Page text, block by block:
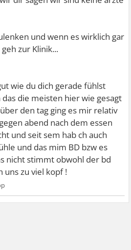
und wenn es wirklich gar
zur Klinik...
wie du dich gerade fühlst
die meisten hier wie gesagt
den tag ging es mir relativ
abend nach dem essen
und seit sem hab ch auch
und das mim BD bzw es
nicht stimmt obwohl der bd
uns zu viel kopf !